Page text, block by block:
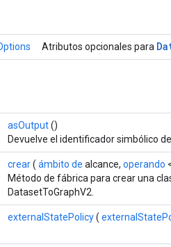
Atributos opcionales para
asOutput()
Devuelve el identificador simbólico
crear( ámbito de alcance, operando
Método de fábrica para crear una
DatasetToGraphV2.
externalStatePolicy(